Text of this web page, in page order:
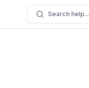
Search help...